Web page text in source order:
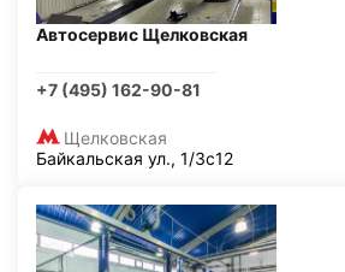
Автосервис Щелковская
+7 (495) 162-90-81
Щелковская
Байкальская ул., 1/3с12